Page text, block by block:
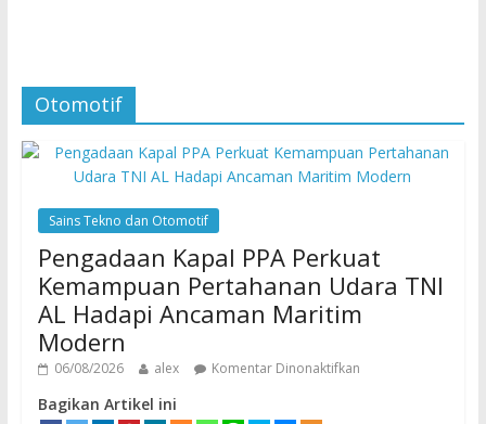
Otomotif
Sains Tekno dan Otomotif
Pengadaan Kapal PPA Perkuat
Kemampuan Pertahanan Udara TNI
AL Hadapi Ancaman Maritim
Modern
06/08/2026 alex Komentar Dinonaktifkan
Bagikan Artikel ini